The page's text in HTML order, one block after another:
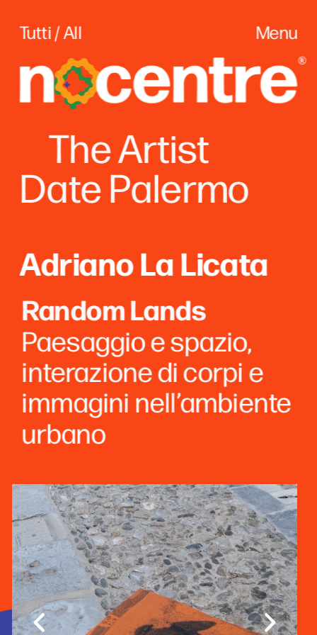
Menu
Tutti / All
The Artist
Date Palermo
Adriano La Licata
Random Lands
Paesaggio e spazio,
interazione di corpi e
immagini nell’ambiente
urbano